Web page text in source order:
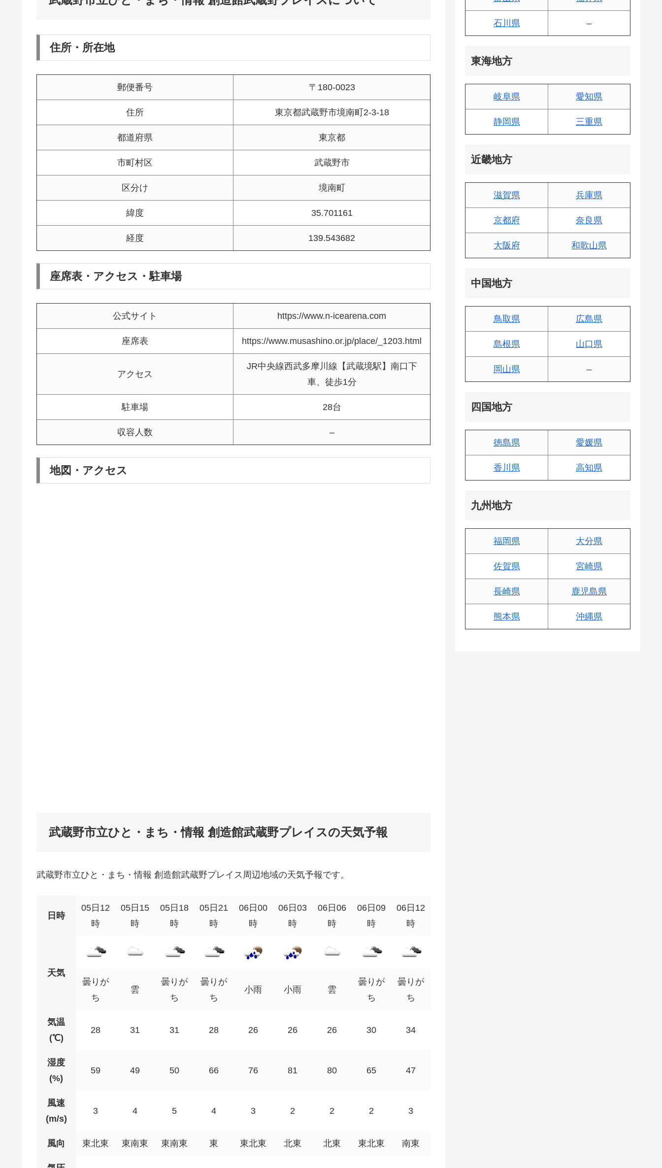
住所・所在地
郵便番号 〒180-0023
住所 東京都武蔵野市境南町2-3-18
都道府県 東京都
市町村区 武蔵野市
区分け 境南町
緯度 35.701161
経度 139.543682
座席表・アクセス・駐車場
公式サイト https://www.n-icearena.com
座席表 https://www.musashino.or.jp/place/_1203.html
アクセス
JR中央線西武多摩川線【武蔵境駅】南口下
車、徒歩1分
駐車場 28台
収容人数 –
地図・アクセス
武蔵野市立ひと・まち・情報 創造館武蔵野プレイスの天気予報
武蔵野市立ひと・まち・情報 創造館武蔵野プレイス周辺地域の天気予報です。
日時
05日12
時
05日15
時
05日18
時
05日21
時
06日00
時
06日03
時
06日06
時
06日09
時
06日12
時
天気
曇りが
ち
雲
曇りが
ち
曇りが
ち
小雨 小雨 雲
曇りが
ち
曇りが
ち
気温
(℃)
28 31 31 28 26 26 26 30 34
湿度
(%)
59 49 50 66 76 81 80 65 47
風速
(m/s)
3 4 5 4 3 2 2 2 3
風向 東北東 東南東 東南東 東 東北東 北東 北東 東北東 南東
石川県 –
東海地方
岐阜県 愛知県
静岡県 三重県
近畿地方
滋賀県 兵庫県
京都府 奈良県
大阪府 和歌山県
中国地方
鳥取県 広島県
島根県 山口県
岡山県 –
四国地方
徳島県 愛媛県
香川県 高知県
九州地方
福岡県 大分県
佐賀県 宮崎県
長崎県 鹿児島県
熊本県 沖縄県